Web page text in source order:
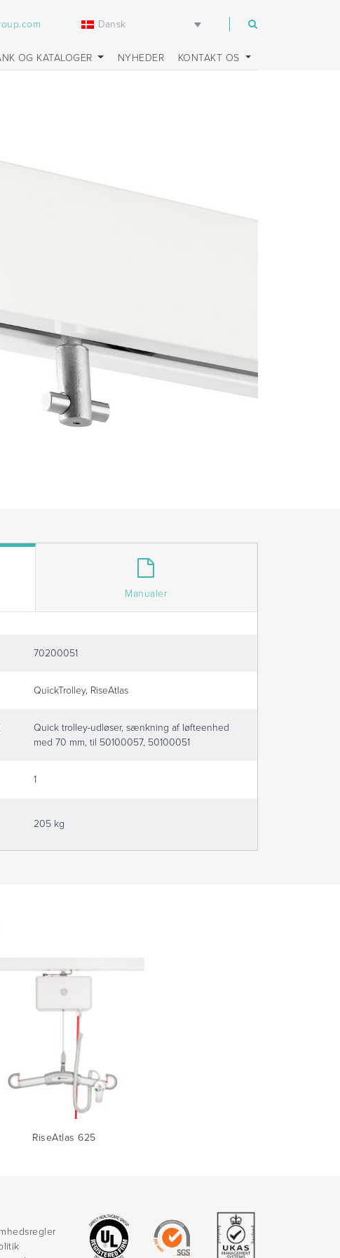
Dansk
OG KATALOGER NYHEDER KONTAKT OS
Manualer
70200051
QuickTrolley, RiseAtlas
Quick trolley-udløser, sænkning af løfteenhed
med 70 mm, til 50100057, 50100051
1
205 kg
RiseAtlas 625